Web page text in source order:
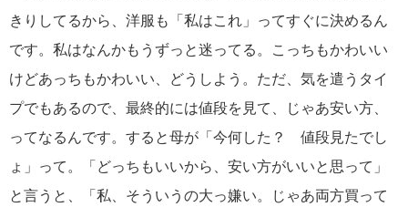
きりしてるから、洋服も「私はこれ」ってすぐに決めるん
です。私はなんかもうずっと迷ってる。こっちもかわいい
けどあっちもかわいい、どうしよう。ただ、気を遣うタイ
プでもあるので、最終的には値段を見て、じゃあ安い方、
ってなるんです。すると母が「今何した？ 値段見たでし
ょ」って。「どっちもいいから、安い方がいいと思って」
と言うと、「私、そういうの大っ嫌い。じゃあ両方買って